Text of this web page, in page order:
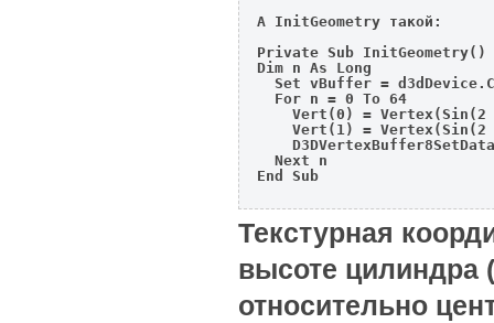
А InitGeometry такой:
Private Sub InitGeometry()
Dim n As Long
Set vBuffer =
For n = 0 To 64
Vert(0) =
Vert(1) =
Next n
End Sub
Текстурная
высоте цилиндра
относительно